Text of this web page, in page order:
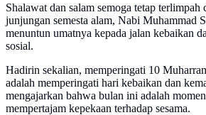
Shalawat dan salam semoga tetap terlimpah
junjungan semesta alam, Nabi Muhammad
menuntun umatnya kepada jalan kebaikan
sosial.
Hadirin sekalian, memperingati 10
adalah memperingati hari kebaikan dan
mengajarkan bahwa bulan ini adalah
mempertajam kepekaan terhadap sesama.